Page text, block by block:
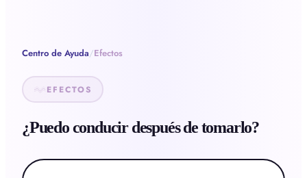
Centro de Ayuda/Efectos
EFECTOS
¿Puedo conducir después de tomarlo?